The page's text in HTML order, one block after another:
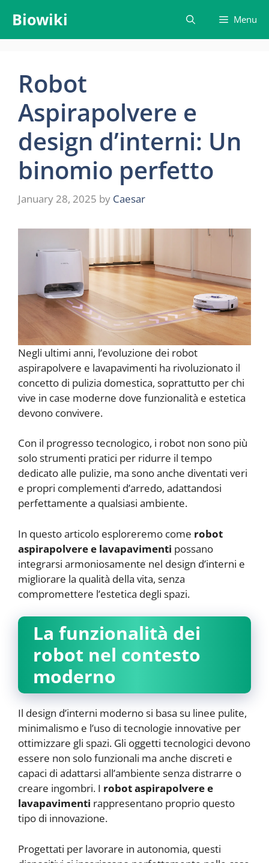
content
Biowiki Menu
Robot
Aspirapolvere e
design d’interni: Un
binomio perfetto
January 28, 2025 by Caesar
Negli ultimi anni, l’evoluzione dei robot
aspirapolvere e lavapavimenti ha rivoluzionato il
concetto di pulizia domestica, soprattutto per chi
vive in case moderne dove funzionalità e estetica
devono convivere.
Con il progresso tecnologico, i robot non sono più
solo strumenti pratici per ridurre il tempo
dedicato alle pulizie, ma sono anche diventati veri
e propri complementi d’arredo, adattandosi
perfettamente a qualsiasi ambiente.
In questo articolo esploreremo come robot
aspirapolvere e lavapavimenti possano
integrarsi armoniosamente nel design d’interni e
migliorare la qualità della vita, senza
compromettere l’estetica degli spazi.
La funzionalità dei
robot nel contesto
moderno
Il design d’interni moderno si basa su linee pulite,
minimalismo e l’uso di tecnologie innovative per
ottimizzare gli spazi. Gli oggetti tecnologici devono
essere non solo funzionali ma anche discreti e
capaci di adattarsi all’ambiente senza distrarre o
creare ingombri. I robot aspirapolvere e
lavapavimenti rappresentano proprio questo
tipo di innovazione.
Progettati per lavorare in autonomia, questi